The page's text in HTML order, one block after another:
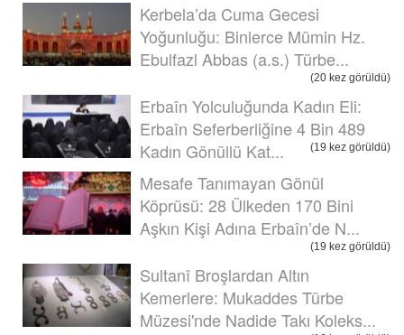
Kerbela’da Cuma Gecesi
Yoğunluğu: Binlerce Mümin Hz.
Ebulfazl Abbas (a.s.) Türbe...
(20 kez görüldü)
Erbaîn Yolculuğunda Kadın Eli:
Erbaîn Seferberliğine 4 Bin 489
Kadın Gönüllü Kat...
(19 kez görüldü)
Mesafe Tanımayan Gönül
Köprüsü: 28 Ülkeden 170 Bini
Aşkın Kişi Adına Erbaîn’de N...
(19 kez görüldü)
Sultanî Broşlardan Altın
Kemerlere: Mukaddes Türbe
Müzesi'nde Nadide Takı Koleks...